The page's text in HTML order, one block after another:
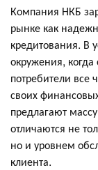
Компания НКБ
рынке как
кредитования. В
окружения, когда
потребители
своих
предлагают
отличаются не
но и уровнем
клиента.